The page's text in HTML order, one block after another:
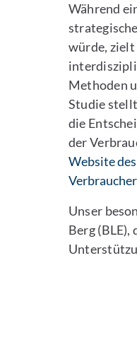
Während
würde, zielt
Methoden
Studie
die
der
Website
Unser
Berg